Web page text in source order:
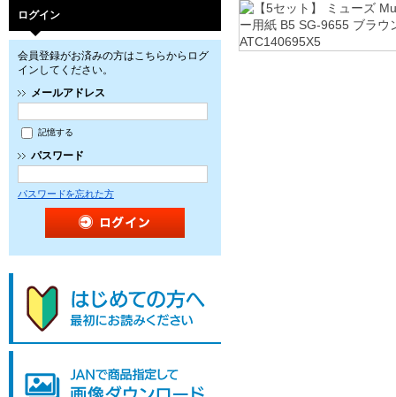
ログイン
会員登録がお済みの方はこちらからログ
インしてください。
メールアドレス
記憶する
パスワード
パスワードを忘れた方